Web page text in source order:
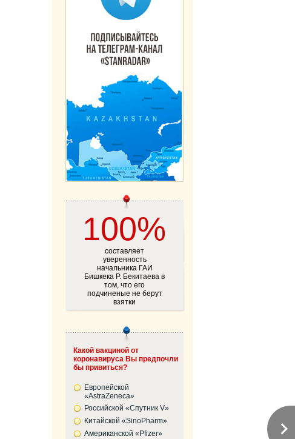
100%
составляет
уверенность
начальника ГАИ
Бишкека Р. Бекитаева в
том, что его
подчиненые не берут
взятки
Какой вакциной от
коронавируса Вы предпочли
бы привиться?
Европейской
«AstraZeneca»
Российской «Спутник V»
Китайской «SinoPharm»
Американской «Pfizer»